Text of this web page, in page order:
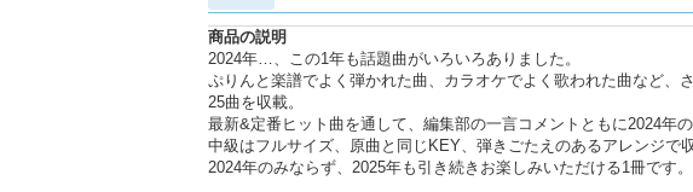
商品の説明
2024年…、この1年も話題曲がいろいろありました。
ぷりんと楽譜でよく弾かれた曲、カラオケでよく歌われた曲など、
25曲を収載。
最新&定番ヒット曲を通して、編集部の一言コメントともに2024年
中級はフルサイズ、原曲と同じKEY、弾きごたえのあるアレンジで収
2024年のみならず、2025年も引き続きお楽しみいただける1冊です。